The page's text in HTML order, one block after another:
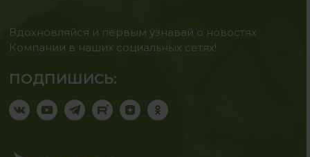
Вдохновляйся и первым узнавай о новостях
Компании в наших социальных сетях!
ПОДПИШИСЬ: